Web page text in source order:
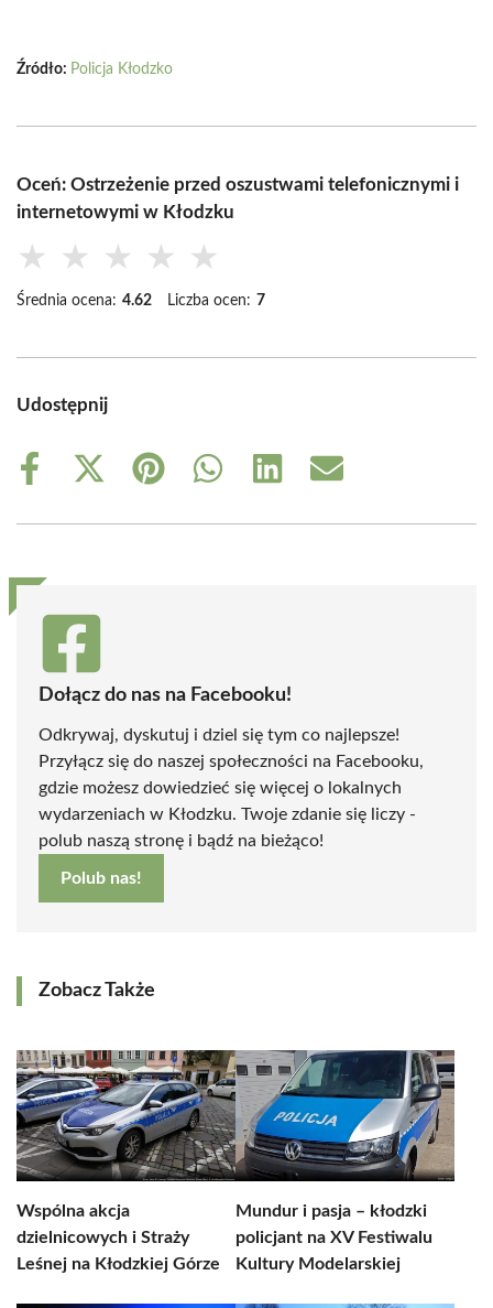
Źródło: Policja Kłodzko
Oceń: Ostrzeżenie przed oszustwami telefonicznymi i
internetowymi w Kłodzku
★ ★ ★ ★ ★
Średnia ocena: 4.62 Liczba ocen: 7
Udostępnij
Share
Share
(Twitter)
Share
Share
Share
Share
Dołącz do nas na Facebooku!
Odkrywaj, dyskutuj i dziel się tym co najlepsze!
Przyłącz się do naszej społeczności na Facebooku,
gdzie możesz dowiedzieć się więcej o lokalnych
wydarzeniach w Kłodzku. Twoje zdanie się liczy -
polub naszą stronę i bądź na bieżąco!
Polub nas!
Zobacz Także
Wspólna akcja
dzielnicowych i Straży
Leśnej na Kłodzkiej Górze
Mundur i pasja – kłodzki
policjant na XV Festiwalu
Kultury Modelarskiej